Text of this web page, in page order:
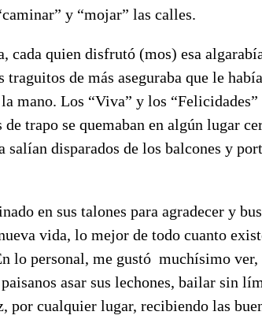
y “mojar” las calles.
cada quien disfrutó (mos) esa
traguitos de más aseguraba que le
mano. Los “Viva” y los
trapo se quemaban en algún lugar
salían disparados de los balcones y
en sus talones para agradecer y
vida, lo mejor de todo cuanto
lo personal, me gustó muchísimo
asar sus lechones, bailar sin
por cualquier lugar, recibiendo las